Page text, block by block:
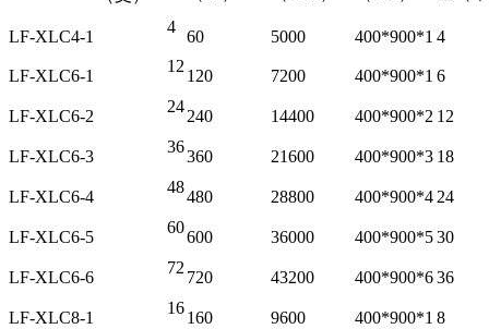
LF-XLC4-1
4
60 5000 400*900*1 4
LF-XLC6-1
12
120 7200 400*900*1 6
LF-XLC6-2
24
240 14400 400*900*2 12
LF-XLC6-3
36
360 21600 400*900*3 18
LF-XLC6-4
48
480 28800 400*900*4 24
LF-XLC6-5
60
600 36000 400*900*530
LF-XLC6-6
72
720 43200 400*900*636
LF-XLC8-1
16
160 9600 400*900*1 8